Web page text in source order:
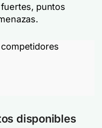
puntos
disponibles